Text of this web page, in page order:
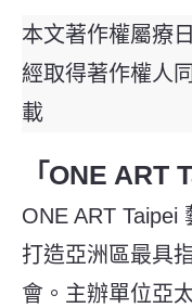
本文著作權屬療
經取得著作權人
載
「ONE ART
ONE ART Taipei
打造亞洲區最具
會。主辦單位亞